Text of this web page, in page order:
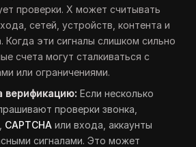
проверки. X может считывать
сетей, устройств, контента и
Когда эти сигналы слишком сильно
счета могут сталкиваться с
или ограничениями.
верификацию: Если несколько
проверки звонка,
CAPTCHA или входа, аккаунты
сигналами. Это может